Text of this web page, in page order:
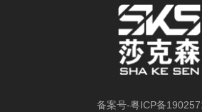
备案号-粤ICP备